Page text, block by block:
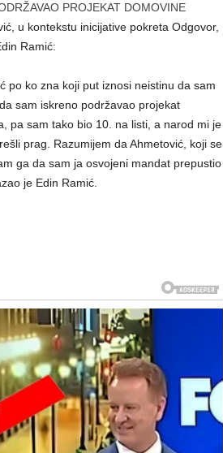
PROJEKAT DOMOVINE
u kontekstu inicijative pokreta Odgovor,
Ramić:
po ko zna koji put iznosi neistinu da sam
sam iskreno podržavao projekat
pa sam tako bio 10. na listi, a narod mi je
prag. Razumijem da Ahmetović, koji se
ga da sam ja osvojeni mandat prepustio
je Edin Ramić.